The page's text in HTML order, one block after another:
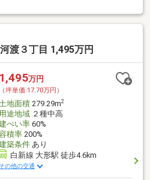
渡３丁目 1,495万円
1,495万円
（坪単価:17.70万円）
地面積279.29m2
用途地域２種中高
ぺい率60%
積率200%
築条件あり
白新線 大形駅 徒歩4.6km
その他の交通